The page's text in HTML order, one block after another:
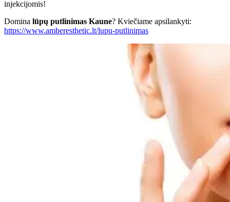
injekcijomis!
Domina lūpų putlinimas Kaune? Kviečiame apsilankyti:
https://www.amberesthetic.lt/lupu-putlinimas